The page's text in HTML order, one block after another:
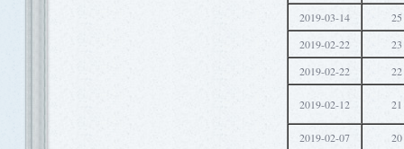
2019-03-14
25
2019-02-22
23
2019-02-22
22
2019-02-12 21
2019-02-07
20